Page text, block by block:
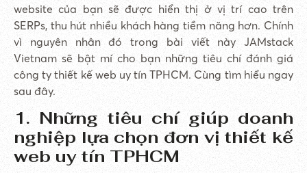
website của bạn sẽ được hiển thị ở vị trí cao trên
SERPs, thu hút nhiều khách hàng tiềm năng hơn. Chính
vì nguyên nhân đó trong bài viết này JAMstack
Vietnam sẽ bật mí cho bạn những tiêu chí đánh giá
công ty thiết kế web uy tín TPHCM. Cùng tìm hiểu ngay
sau đây.
1. Những tiêu chí giúp doanh
nghiệp lựa chọn đơn vị thiết kế
web uy tín TPHCM